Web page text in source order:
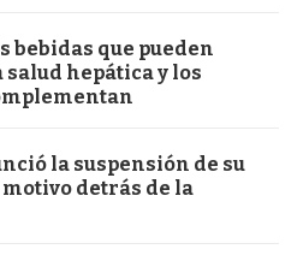
bebidas que pueden
hepática y los
la suspensión de su
detrás de la